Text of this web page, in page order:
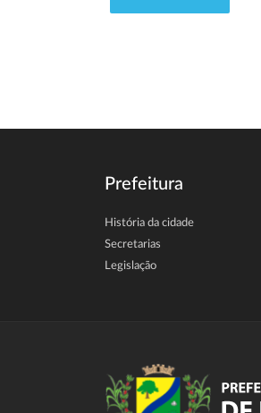
Prefeitura
História da cidade
Secretarias
Legislação